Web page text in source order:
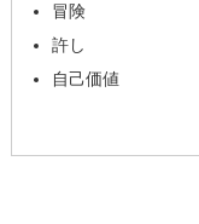
冒険
許し
自己価値